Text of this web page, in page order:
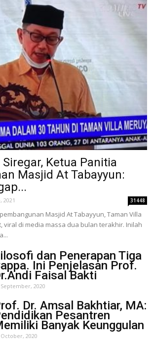
Ketua Panitia
Masjid At Tabayyun:
2021 31448
Masjid At Tabayyun, Taman Villa
viral di media massa dua bulan terakhir. Inilah
dan Penerapan Tiga
Ini Penjelasan Prof.
Faisal Bakti
September, 2020
Dr. Amsal Bakhtiar, MA:
Pesantren
Banyak Keunggulan
2020